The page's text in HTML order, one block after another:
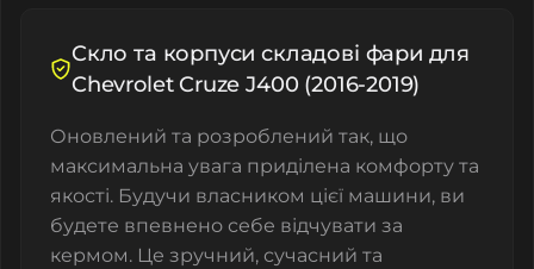
Cкло та корпуси складові фари для
Chevrolet Cruze J400 (2016-2019)
Оновлений та розроблений так, що
максимальна увага приділена комфорту та
якості. Будучи власником цієї машини, ви
будете впевнено себе відчувати за
кермом. Це зручний, сучасний та